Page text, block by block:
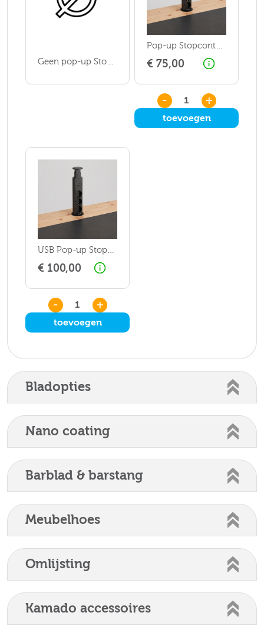
Geen pop-up Stopcontact
Pop-up Stopcontact
€ 75,00
- +
toevoegen
USB Pop-up Stopcontact
€ 100,00
- +
toevoegen
Bladopties
Nano coating
Barblad & barstang
Meubelhoes
Omlijsting
Kamado accessoires